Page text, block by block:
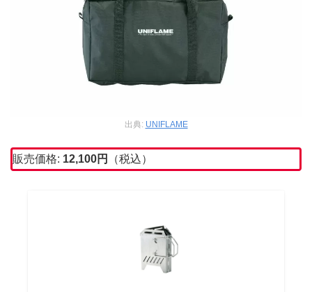
出典: UNIFLAME
販売価格: 12,100円 （税込）